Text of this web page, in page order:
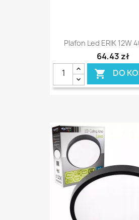
Plafon Led ERIK 12W
64,43 zł
 DO